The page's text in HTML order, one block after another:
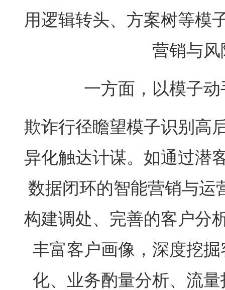
用逻辑转头、方案树等模
营销与
一方面，以模子
欺诈行径瞻望模子识别高
异化触达计谋。如通过潜
数据闭环的智能营销与运
构建调处、完善的客户分
丰富客户画像，深度挖
化、业务酌量分析、流